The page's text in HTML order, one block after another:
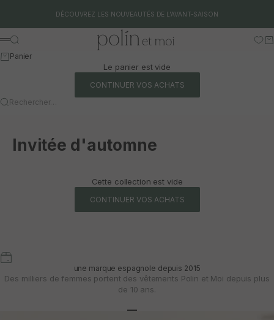
DÉCOUVREZ LES NOUVEAUTÉS DE L'AVANT-SAISON
Polín et moi
Menu
Rechercher
Panier
Le panier est vide
CONTINUER VOS ACHATS
Rechercher…
Invitée d'automne
Cette collection est vide
CONTINUER VOS ACHATS
une marque espagnole depuis 2015
Des milliers de femmes portent des vêtements Polin et Moi depuis plus
de 10 ans.